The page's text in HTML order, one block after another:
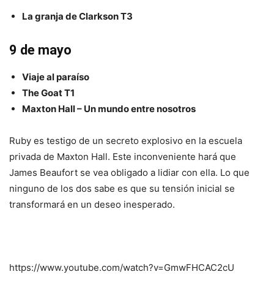
La granja de Clarkson T3
9 de mayo
Viaje al paraíso
The Goat T1
Maxton Hall – Un mundo entre nosotros
Ruby es testigo de un secreto explosivo en la escuela
privada de Maxton Hall. Este inconveniente hará que
James Beaufort se vea obligado a lidiar con ella. Lo que
ninguno de los dos sabe es que su tensión inicial se
transformará en un deseo inesperado.
https://www.youtube.com/watch?v=GmwFHCAC2cU